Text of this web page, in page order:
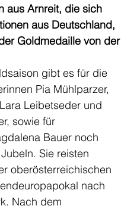
aus Arnreit, die sich
aus Deutschland,
Goldmedaille von der
gibt es für die
Pia Mühlparzer,
Leibetseder und
sowie für
Bauer noch
Sie reisten
oberösterreichischen
nach
Nach dem